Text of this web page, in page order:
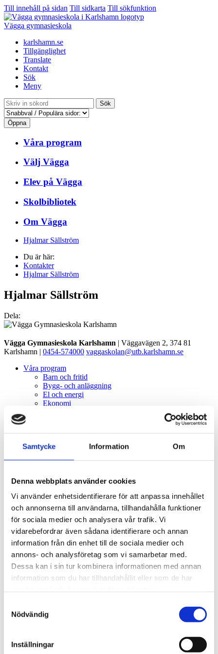
Samtycke Information Om
Denna webbplats använder cookies
Vi använder enhetsidentifierare för att anpassa innehållet
och annonserna till användarna, tillhandahålla funktioner
för sociala medier och analysera vår trafik. Vi
vidarebefordrar även sådana identifierare och annan
information från din enhet till de sociala medier och
annons- och analysföretag som vi samarbetar med.
Dessa kan i sin tur kombinera informationen med annan
information som du har tillhandahållit eller som de har
Nödvändig
Inställningar
Till innehåll på sidan Till sidkarta Till sökfunktion
Vägga gymnasieskola
karlshamn.se
Tillgänglighet
Translate
Kontakt
Sök
Meny
Sök
Öppna
Våra program
Välj Vägga
Elev på Vägga
Skolbibliotek
Om Vägga
Hjalmar Sällström
Du är här:
Kontakter
Hjalmar Sällström
Hjalmar Sällström
Dela:
Vägga Gymnasieskola Karlshamn | Väggavägen 2, 374 81
Karlshamn | 0454-574000 vaggaskolan@utb.karlshamn.se
Våra program
Barn och fritid
Bygg- och anläggning
El och energi
Ekonomi
Restaurang och livsmedel
Teknik
Vård och omsorg
Introduktionsprogram
Programinriktat val
Språkintroduktion
Yrkesintroduktion
Individuellt alternativ
Anpassad gymnasieskola
Individuella programmet
Handel och service
Fastighet och byggnation
Hur väljer jag program?
Fem skäl att välja Vägga gymnasieskola!